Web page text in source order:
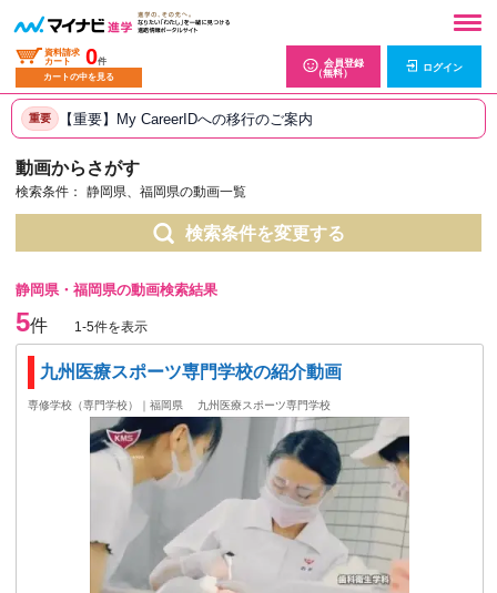
資料請求
カート
0件
カートの中を見る
会員登録
（無料）
ログイン
重要 【重要】My CareerIDへの移行のご案内
動画からさがす
検索条件： 静岡県、福岡県の動画一覧
検索条件を変更する
静岡県・福岡県の動画検索結果
5件 1-5件を表示
九州医療スポーツ専門学校の紹介動画
専修学校（専門学校）｜福岡県 九州医療スポーツ専門学校